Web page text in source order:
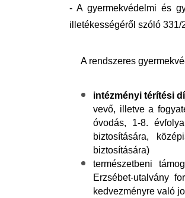
- A gyermekvédelmi és
illetékességéről szóló 331/
A rendszeres
intézményi térítési
vevő, illetve a
óvodás, 1-8.
biztosítására,
biztosítására)
természetbeni
Erzsébet-utalvány
kedvezményre való